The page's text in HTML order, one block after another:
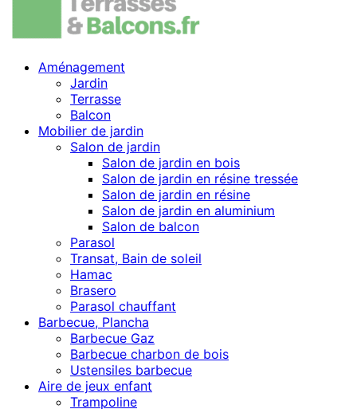
Aménagement
Jardin
Terrasse
Balcon
Mobilier de jardin
Salon de jardin
Salon de jardin en bois
Salon de jardin en résine tressée
Salon de jardin en résine
Salon de jardin en aluminium
Salon de balcon
Parasol
Transat, Bain de soleil
Hamac
Brasero
Parasol chauffant
Barbecue, Plancha
Barbecue Gaz
Barbecue charbon de bois
Ustensiles barbecue
Aire de jeux enfant
Trampoline